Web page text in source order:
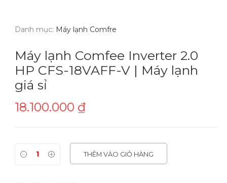
Danh mục: Máy lạnh Comfre
Máy lạnh Comfee Inverter 2.0
HP CFS-18VAFF-V | Máy lạnh
giá sỉ
18.100.000 ₫
THÊM VÀO GIỎ HÀNG